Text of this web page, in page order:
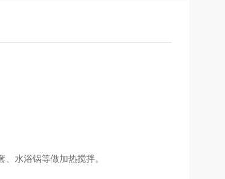
水浴锅等做加热搅拌。